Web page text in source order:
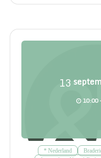
13
10:00
* Nederland